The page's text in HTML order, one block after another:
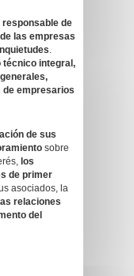
responsable de
las empresas
.
técnico integral,
empresarios
de sus
sobre
los
de primer
asociados, la
relaciones
del